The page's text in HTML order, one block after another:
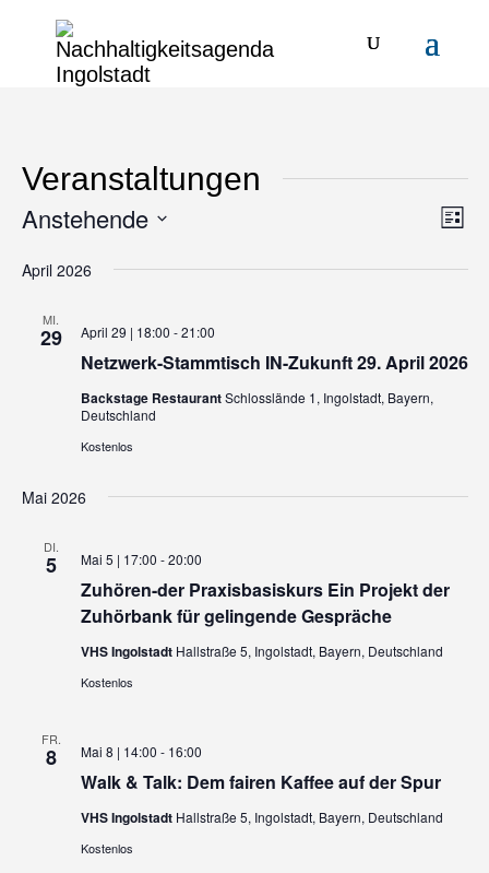
Veranstaltungen
Liste
Anstehende
April 2026
MI.
29
Netzwerk-Stammtisch IN-Zukunft 29. April 2026
April 29 | 18:00 -21:00
Backstage RestaurantSchlosslände 1, Ingolstadt, Bayern,
Deutschland
Kostenlos
Mai 2026
DI.
5
Zuhören-der Praxisbasiskurs Ein Projekt der
Zuhörbank für gelingende Gespräche
Mai 5 | 17:00 -20:00
VHS Ingolstadt Hallstraße 5, Ingolstadt, Bayern, Deutschland
Kostenlos
FR.
8
Walk & Talk: Dem fairen Kaffee auf der Spur
Mai 8 | 14:00 - 16:00
VHS Ingolstadt Hallstraße 5, Ingolstadt, Bayern, Deutschland
Kostenlos